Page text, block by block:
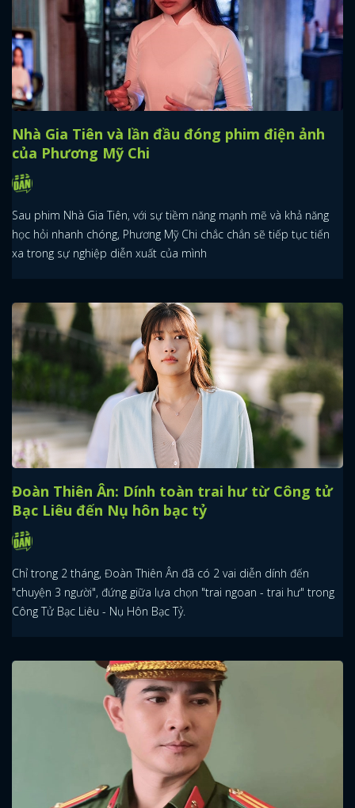
Nhà Gia Tiên và lần đầu đóng phim điện ảnh
của Phương Mỹ Chi
Sau phim Nhà Gia Tiên, với sự tiềm năng mạnh mẽ và khả năng
học hỏi nhanh chóng, Phương Mỹ Chi chắc chắn sẽ tiếp tục tiến
xa trong sự nghiệp diễn xuất của mình
Đoàn Thiên Ân: Dính toàn trai hư từ Công tử
Bạc Liêu đến Nụ hôn bạc tỷ
Chỉ trong 2 tháng, Đoàn Thiên Ân đã có 2 vai diễn dính đến
"chuyện 3 người", đứng giữa lựa chọn "trai ngoan - trai hư" trong
Công Tử Bạc Liêu - Nụ Hôn Bạc Tỷ.